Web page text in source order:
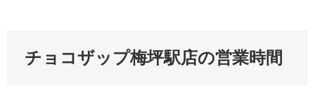
チョコザップ梅坪駅店の営業時間